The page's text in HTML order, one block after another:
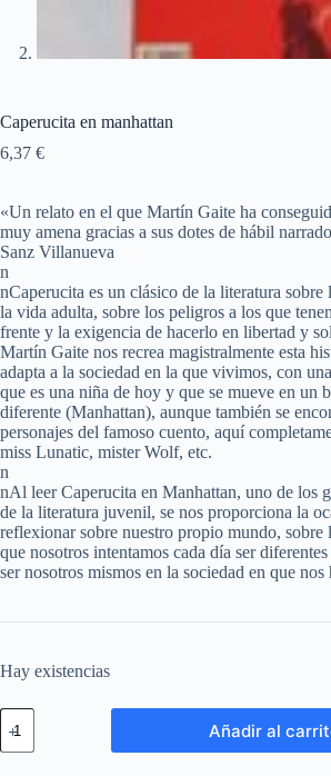
Caperucita en manhattan
6,37 €
«Un relato en el que Martín Gaite ha
muy amena gracias a sus dotes de hábil
Sanz Villanueva
n
nCaperucita es un clásico de la literatura sobre
la vida adulta, sobre los peligros a los que
frente y la exigencia de hacerlo en libertad y
Martín Gaite nos recrea magistralmente esta
adapta a la sociedad en la que vivimos, con
que es una niña de hoy y que se mueve en un
diferente (Manhattan), aunque también se
personajes del famoso cuento, aquí
miss Lunatic, mister Wolf, etc.
n
nAl leer Caperucita en Manhattan, uno de los
de la literatura juvenil, se nos proporciona la
reflexionar sobre nuestro propio mundo, sobre
que nosotros intentamos cada día ser
ser nosotros mismos en la sociedad en que
Hay existencias
Añadir al